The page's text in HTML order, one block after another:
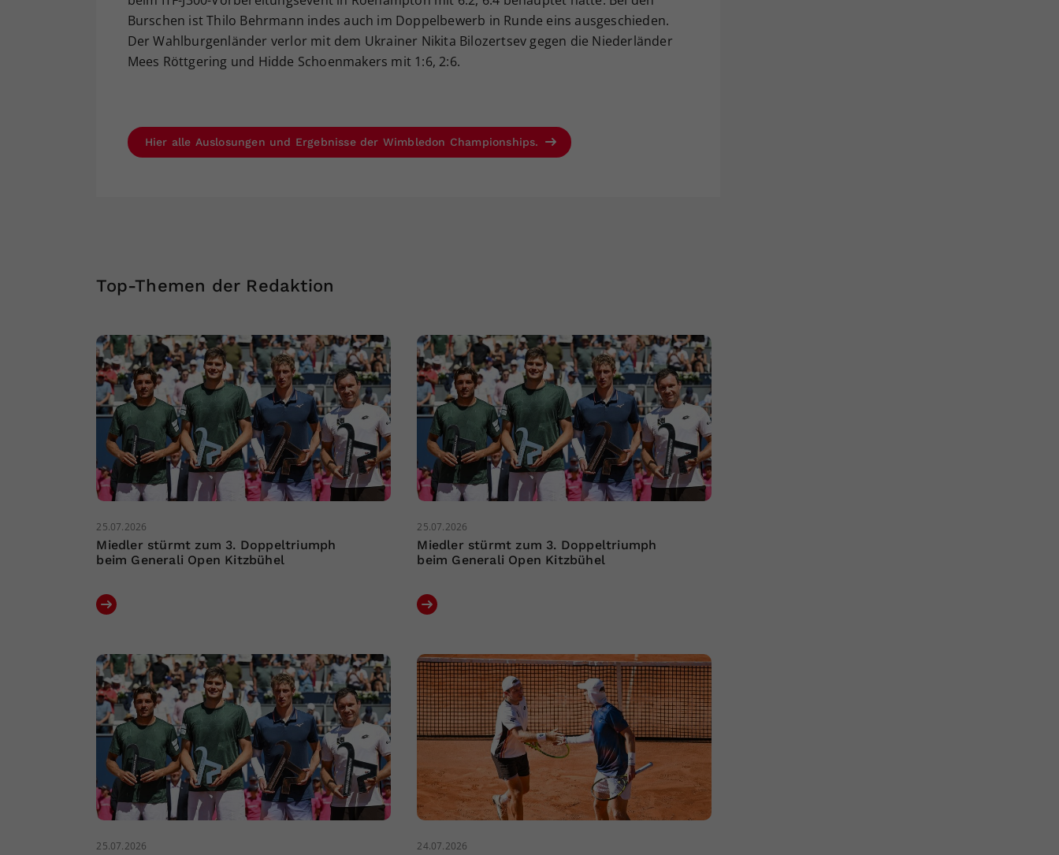
Burschen ist Thilo Behrmann indes auch im Doppelbewerb in Runde eins ausgeschieden.
Der Wahlburgenländer verlor mit dem Ukrainer Nikita Bilozertsev gegen die Niederländer
Mees Röttgering und Hidde Schoenmakers mit 1:6, 2:6.
Hier alle Auslosungen und Ergebnisse der Wimbledon Championships.
Top-Themen der Redaktion
25.07.2026
Miedler stürmt zum 3. Doppeltriumph
beim Generali Open Kitzbühel
25.07.2026
Miedler stürmt zum 3. Doppeltriumph
beim Generali Open Kitzbühel
25.07.2026 24.07.2026